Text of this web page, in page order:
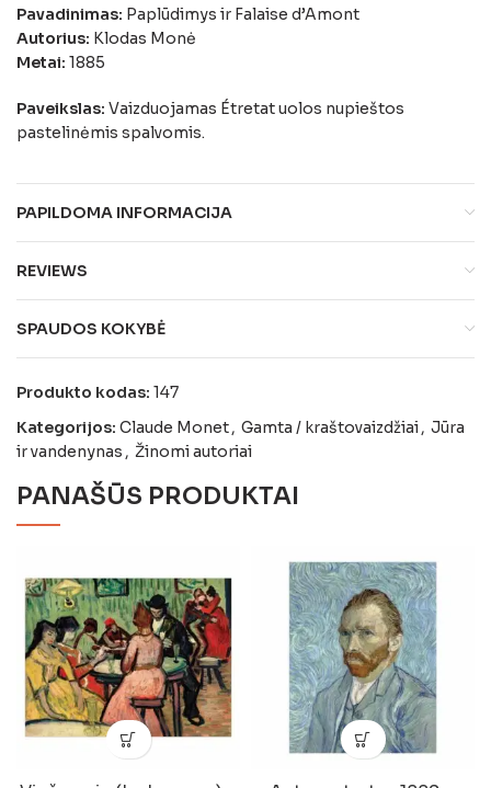
Pavadinimas: Paplūdimys ir Falaise d’Amont
Autorius: Klodas Monė
Metai: 1885
Paveikslas: Vaizduojamas Étretat uolos nupieštos
pastelinėmis spalvomis.
PAPILDOMA INFORMACIJA
REVIEWS
SPAUDOS KOKYBĖ
Produkto kodas: 147
Kategorijos: Claude Monet, Gamta / kraštovaizdžiai, Jūra
ir vandenynas , Žinomi autoriai
PANAŠŪS PRODUKTAI